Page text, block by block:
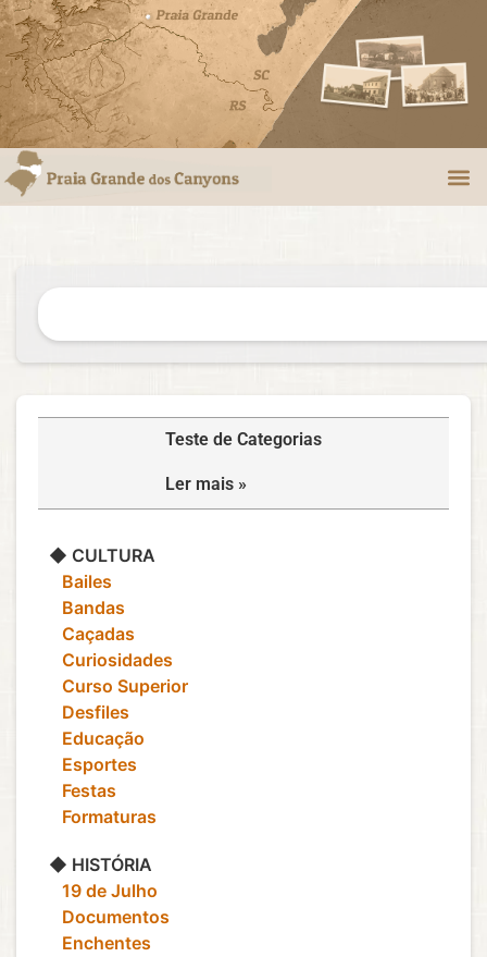
Teste de Categorias
Ler mais »
◆ CULTURA
‎ ‎ ‎ Bailes
‎ ‎ ‎ Bandas
‎ ‎ ‎ Caçadas
‎ ‎ ‎ Curiosidades
‎ ‎ ‎ Curso Superior
‎ ‎ ‎ Desfiles
‎ ‎ ‎ Educação
‎ ‎ ‎ Esportes
‎ ‎ ‎ Festas
‎ ‎ ‎ Formaturas
◆ HISTÓRIA
‎ ‎ ‎ 19 de Julho
‎ ‎ ‎ Documentos
‎ ‎ ‎ Enchentes